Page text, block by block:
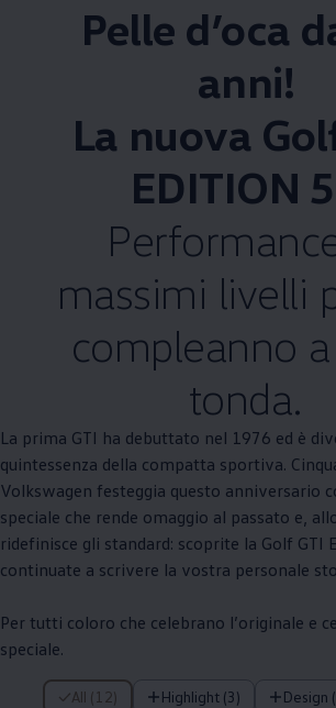
Pelle d’oca
anni!
La nuova
EDITION
massimi livelli
compleanno
tonda.
La prima GTI ha debuttato nel 1976 ed è
quintessenza della compatta sportiva.
Volkswagen festeggia questo anniversario
speciale che rende omaggio al passato e,
ridefinisce gli standard: scoprite la Golf GTI
continuate a scrivere la vostra personale
Per tutti coloro che celebrano l’originale e
speciale.
All (12) Highlight (3) Design
12 di 12 elementi